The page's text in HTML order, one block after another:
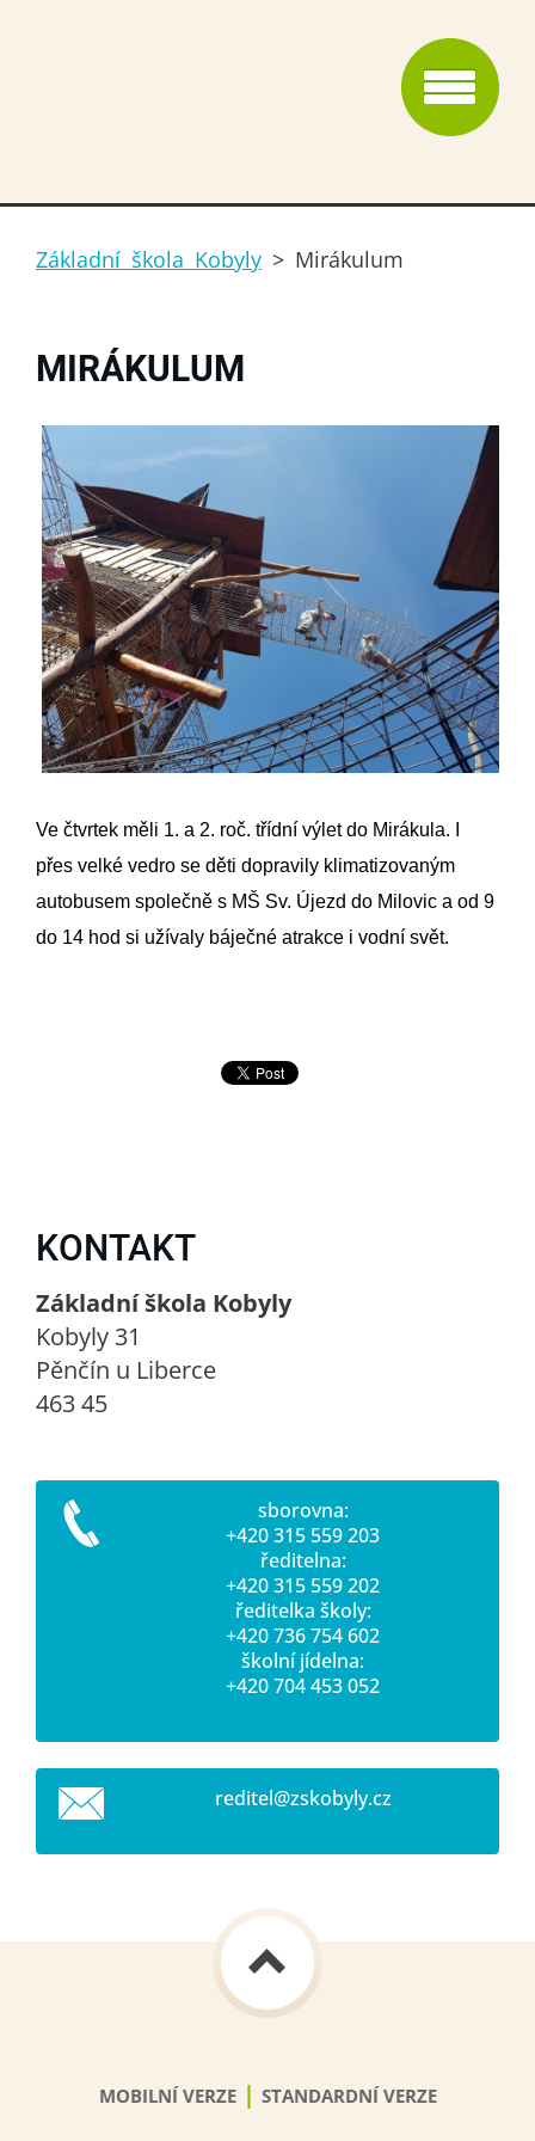
Základní škola Kobyly > Mirákulum
MIRÁKULUM
Ve čtvrtek měli 1. a 2. roč. třídní výlet do Mirákula. I
přes velké vedro se děti dopravily klimatizovaným
autobusem společně s MŠ Sv. Újezd do Milovic a od 9
do 14 hod si užívaly báječné atrakce i vodní svět.
KONTAKT
Základní škola Kobyly
Kobyly 31
Pěnčín u Liberce
463 45
sborovna:
+420 315 559 203
ředitelna:
+420 315 559 202
ředitelka školy:
+420 736 754 602
školní jídelna:
+420 704 453 052
reditel@zskobyly.cz
MOBILNÍ VERZE | STANDARDNÍ VERZE